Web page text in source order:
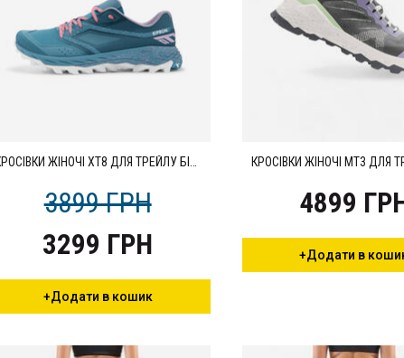
3899 ГРН
3299 ГРН
+Додати в кошик
4899
+Додати в